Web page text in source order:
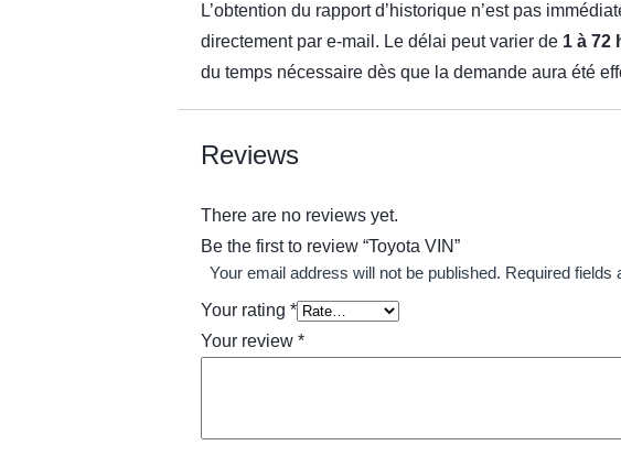
L’obtention du rapport d’historique n’est pas
directement par e-mail. Le délai peut varier de 1 à 72
du temps nécessaire dès que la demande aura été
Reviews
There are no reviews yet.
Be the first to review “Toyota VIN”
Your email address will not be published. Required fields
Your rating *
Your review *